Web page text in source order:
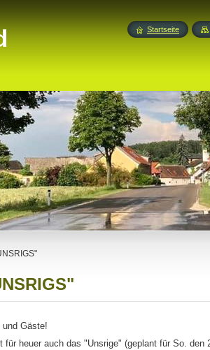
und Gäste!
für heuer auch das "Unsrige" (geplant für So. den
Startseite